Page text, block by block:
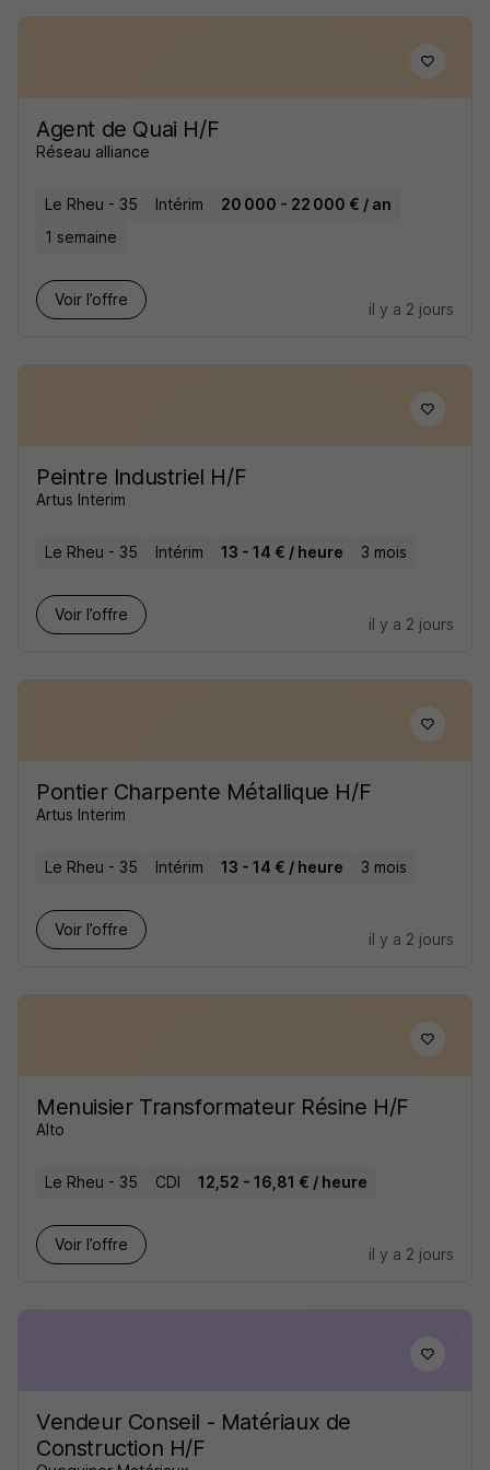
Agent de Quai H/F
Réseau alliance
Le Rheu - 35 Intérim
20 000 - 22 000 € / an
1 semaine
Voir l’offre
il y a 2 jours
Peintre Industriel H/F
Artus Interim
Le Rheu - 35 Intérim 13 - 14 € / heure 3 mois
Voir l’offre
il y a 2 jours
Pontier Charpente Métallique H/F
Artus Interim
Le Rheu - 35 Intérim 13 - 14 € / heure 3 mois
Voir l’offre
il y a 2 jours
Menuisier Transformateur Résine H/F
Alto
Le Rheu - 35 CDI 12,52 - 16,81 € / heure
Voir l’offre
il y a 2 jours
Vendeur Conseil - Matériaux de
Construction H/F